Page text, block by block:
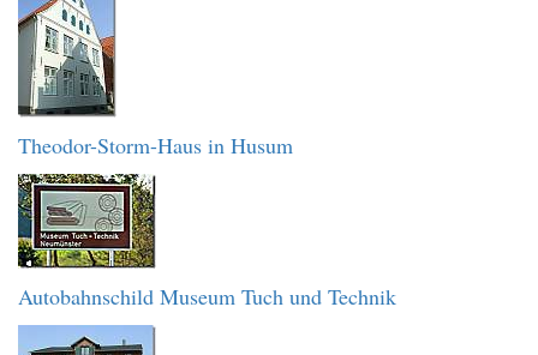
Theodor-Storm-Haus in Husum
Autobahnschild Museum Tuch und Technik